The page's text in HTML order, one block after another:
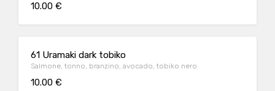
10.00 €
61 Uramaki dark tobiko
Salmone, tonno, branzino, avocado, tobiko nero
10.00 €